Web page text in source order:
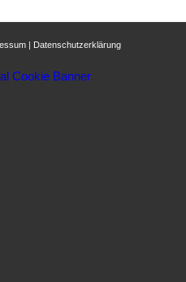
| Datenschutzerklärung
Cookie Banner